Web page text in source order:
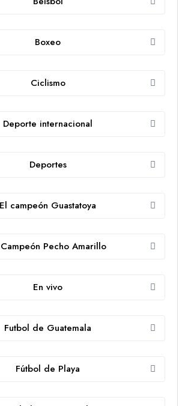
Boxeo
Ciclismo
Deporte internacional
Deportes
El campeón Guastatoya
Pecho Amarillo
En vivo
Futbol de Guatemala
Fútbol de Playa